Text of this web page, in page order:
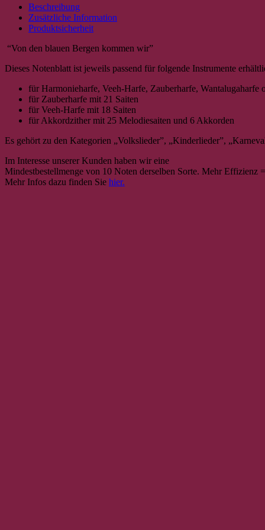
kommen
wir
Menge
Beschreibung
Zusätzliche Information
Produktsicherheit
“Von den blauen Bergen kommen wir”
Dieses Notenblatt ist jeweils passend für folgende Instrumente
für Harmonieharfe, Veeh-Harfe, Zauberharfe, Wantalugaharfe
für Zauberharfe mit 21 Saiten
für Veeh-Harfe mit 18 Saiten
für Akkordzither mit 25 Melodiesaiten und 6 Akkorden
Es gehört zu den Kategorien „Volkslieder”, „Kinderlieder”,
Im Interesse unserer Kunden haben wir eine
Mindestbestellmenge von 10 Noten derselben Sorte. Mehr Effizienz
Mehr Infos dazu finden Sie hier.